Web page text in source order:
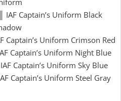
Captain’s Uniform Black
Uniform Crimson Red
Captain’s Uniform Night Blue
Captain’s Uniform Sky Blue
Captain’s Uniform Steel Gray